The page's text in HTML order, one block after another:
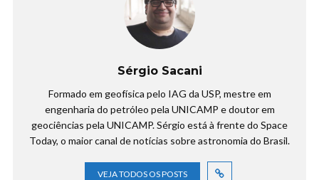
Sérgio Sacani
Formado em geofísica pelo IAG da USP, mestre em
engenharia do petróleo pela UNICAMP e doutor em
geociências pela UNICAMP. Sérgio está à frente do Space
Today, o maior canal de notícias sobre astronomia do Brasil.
VEJA TODOS OS POSTS